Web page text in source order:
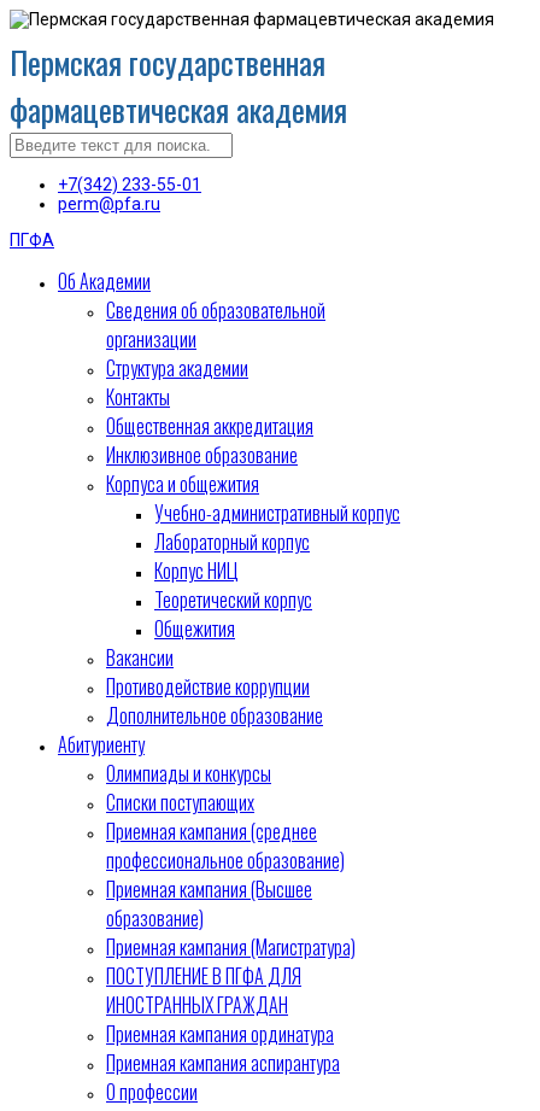
Пермская государственная
фармацевтическая академия
+7(342) 233-55-01
perm@pfa.ru
ПГФА
Об Академии
Сведения об образовательной
организации
Структура академии
Контакты
Общественная аккредитация
Инклюзивное образование
Корпуса и общежития
Учебно-административный корпус
Лабораторный корпус
Корпус НИЦ
Теоретический корпус
Общежития
Вакансии
Противодействие коррупции
Дополнительное образование
Абитуриенту
Олимпиады и конкурсы
Списки поступающих
Приемная кампания (среднее
профессиональное образование)
Приемная кампания (Высшее
образование)
Приемная кампания (Магистратура)
ПОСТУПЛЕНИЕ В ПГФА ДЛЯ
ИНОСТРАННЫХ ГРАЖДАН
Приемная кампания ординатура
Приемная кампания аспирантура
О профессии